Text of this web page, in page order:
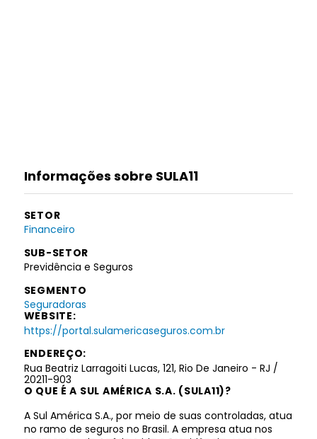
Informações sobre SULA11
SETOR
Financeiro
SUB-SETOR
Previdência e Seguros
SEGMENTO
Seguradoras
WEBSITE:
https://portal.sulamericaseguros.com.br
ENDEREÇO:
Rua Beatriz Larragoiti Lucas, 121, Rio De Janeiro - RJ /
20211-903
O QUE É A SUL AMÉRICA S.A. (SULA11)?
A Sul América S.A., por meio de suas controladas, atua
no ramo de seguros no Brasil. A empresa atua nos